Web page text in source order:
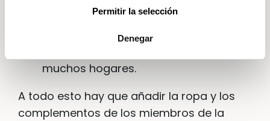
Permitir la selección
Denegar
fotos para los recordatorios, con
diferentes presentaciones, se
muchos hogares.
A todo esto hay que añadir la ropa y los
complementos de los miembros de la